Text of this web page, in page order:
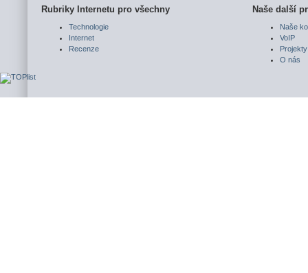
Rubriky Internetu pro všechny
Technologie
Internet
Recenze
Naše další
Naše
VoIP
Projekty
O nás